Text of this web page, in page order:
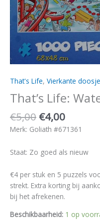
That's Life, Vierkante
That’s Life:
€5,00 €4,00
Merk: Goliath #671361
Staat: Zo goed als nieuw
€4 per stuk en 5 puzzels
strekt. Extra korting bij
bij het afrekenen.
Beschikbaarheid: 1 op